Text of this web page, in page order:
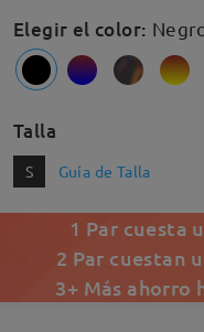
Elegir el color:
Talla
S Guía de Talla
1 Par cuesta
2 Par cuestan
3+ Más ahorro